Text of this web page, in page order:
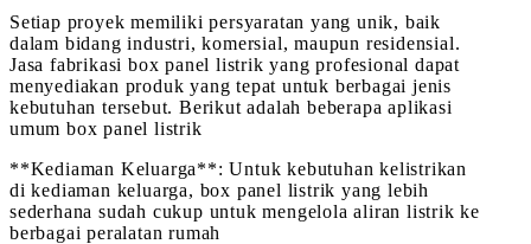
Setiap proyek memiliki persyaratan yang unik, baik
dalam bidang industri, komersial, maupun residensial.
Jasa fabrikasi box panel listrik yang profesional dapat
menyediakan produk yang tepat untuk berbagai jenis
kebutuhan tersebut. Berikut adalah beberapa aplikasi
umum box panel listrik
**Kediaman Keluarga**: Untuk kebutuhan kelistrikan
di kediaman keluarga, box panel listrik yang lebih
sederhana sudah cukup untuk mengelola aliran listrik ke
berbagai peralatan rumah